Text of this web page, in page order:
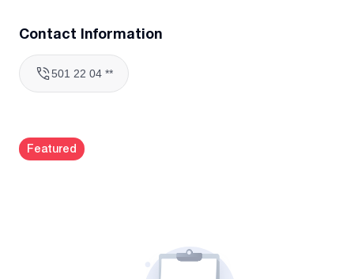
Contact Information
501 22 04 **
Featured